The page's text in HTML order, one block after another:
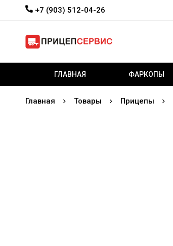
+7 (903) 512-04-26
ГЛАВНАЯ ФАРКОПЫ
Главная Товары Прицепы